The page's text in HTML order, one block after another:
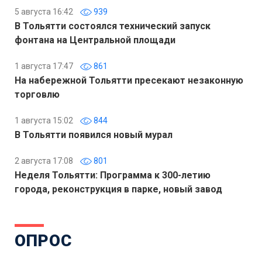
5 августа 16:42 939
В Тольятти состоялся технический запуск
фонтана на Центральной площади
1 августа 17:47 861
На набережной Тольятти пресекают незаконную
торговлю
1 августа 15:02 844
В Тольятти появился новый мурал
2 августа 17:08 801
Неделя Тольятти: Программа к 300-летию
города, реконструкция в парке, новый завод
ОПРОС